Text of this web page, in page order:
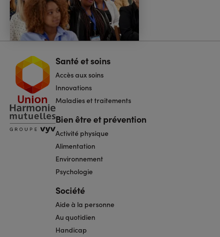
Navigation
de
page
Santé et soins
Accès aux soins
Innovations
Maladies et traitements
Bien être et prévention
Activité physique
Alimentation
Environnement
Psychologie
Société
Aide à la personne
Au quotidien
Handicap